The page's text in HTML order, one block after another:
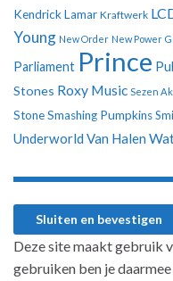
Kendrick Lamar Kraftwerk
Young New Order New Power
Parliament Prince
Stones Roxy Music Sezen
StoneSmashing Pumpkins
Underworld Van Halen
Deze site maakt gebruik
gebruiken ben je